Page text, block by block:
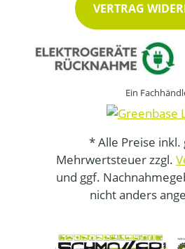
VERTRAG
Ein
* Alle Preise inkl.
Mehrwertsteuer zzgl.
und ggf.
nicht anders